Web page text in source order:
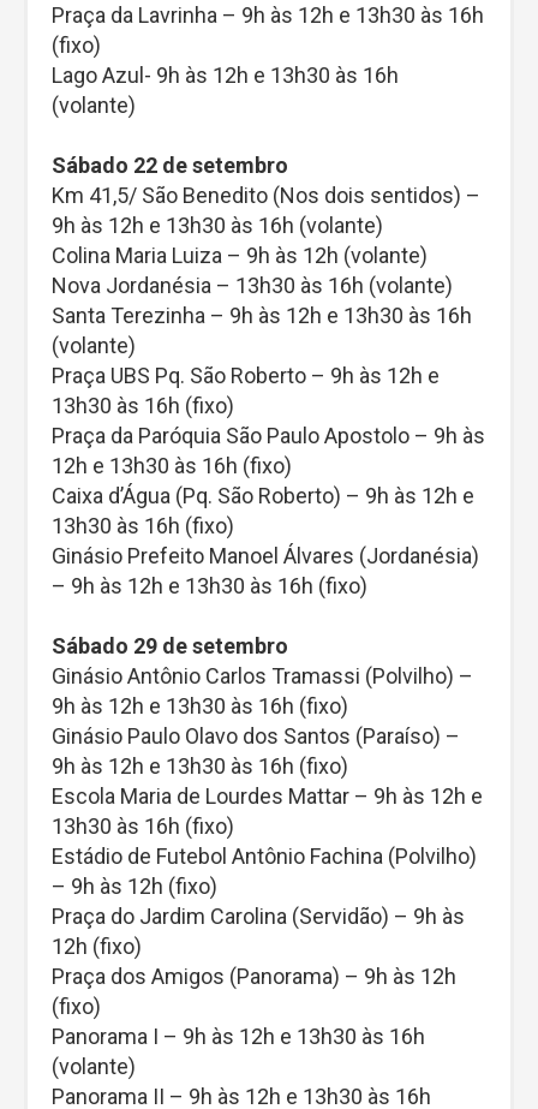
Praça da Lavrinha – 9h às 12h e 13h30 às 16h
(fixo)
Lago Azul- 9h às 12h e 13h30 às 16h
(volante)
Sábado 22 de setembro
Km 41,5/ São Benedito (Nos dois sentidos) –
9h às 12h e 13h30 às 16h (volante)
Colina Maria Luiza – 9h às 12h (volante)
Nova Jordanésia – 13h30 às 16h (volante)
Santa Terezinha – 9h às 12h e 13h30 às 16h
(volante)
Praça UBS Pq. São Roberto – 9h às 12h e
13h30 às 16h (fixo)
Praça da Paróquia São Paulo Apostolo – 9h às
12h e 13h30 às 16h (fixo)
Caixa d’Água (Pq. São Roberto) – 9h às 12h e
13h30 às 16h (fixo)
Ginásio Prefeito Manoel Álvares (Jordanésia)
– 9h às 12h e 13h30 às 16h (fixo)
Sábado 29 de setembro
Ginásio Antônio Carlos Tramassi (Polvilho) –
9h às 12h e 13h30 às 16h (fixo)
Ginásio Paulo Olavo dos Santos (Paraíso) –
9h às 12h e 13h30 às 16h (fixo)
Escola Maria de Lourdes Mattar – 9h às 12h e
13h30 às 16h (fixo)
Estádio de Futebol Antônio Fachina (Polvilho)
– 9h às 12h (fixo)
Praça do Jardim Carolina (Servidão) – 9h às
12h (fixo)
Praça dos Amigos (Panorama) – 9h às 12h
(fixo)
Panorama I – 9h às 12h e 13h30 às 16h
(volante)
Panorama II – 9h às 12h e 13h30 às 16h